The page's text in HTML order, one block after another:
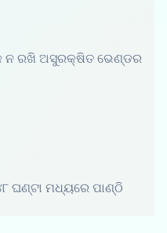
ନ ରଖି ଅସୁରକ୍ଷିତ ଭେଣ୍ଡର
ଘଣ୍ଟା ମଧ୍ୟରେ ପାଣ୍ଠି